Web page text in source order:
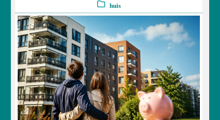
huis